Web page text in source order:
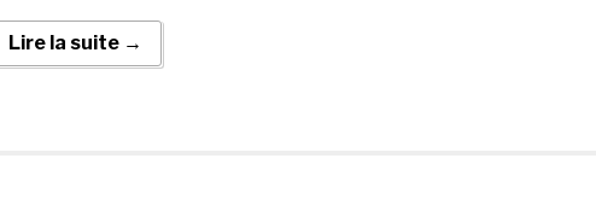
Lire la suite →